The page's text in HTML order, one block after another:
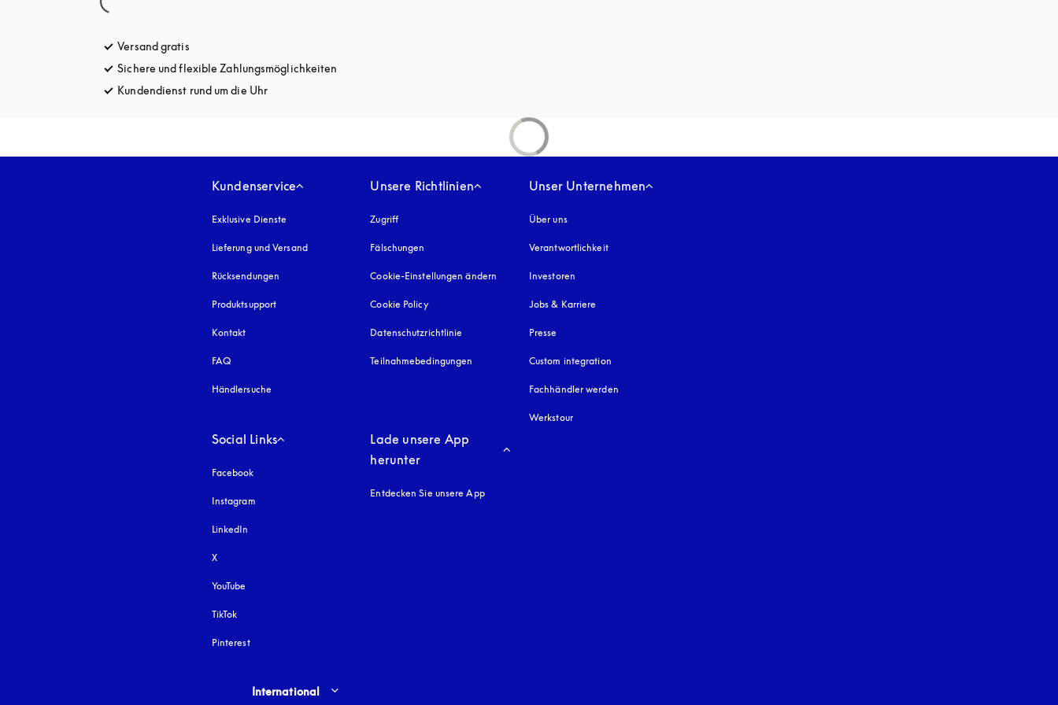
Versand gratis
Sichere und flexible Zahlungsmöglichkeiten
Kundendienst rund um die Uhr
Kundenservice
Exklusive Dienste
Lieferung und Versand
Rücksendungen
Produktsupport
Kontakt
FAQ
Händlersuche
Unsere Richtlinien
Zugriff öffnet sich in einem neuen Tab
Fälschungen öffnet sich in einem neuen Tab
Cookie-Einstellungen ändern
Cookie Policyöffnet sich in einem neuen Tab
Datenschutzrichtlinie öffnet sich in einem neuen Tab
Teilnahmebedingungen
Unser Unternehmen
Über uns
Verantwortlichkeit
Investoren
Jobs & Karriere
Presse
Custom integration
Fachhändler werden
Werkstour
Social Links
Facebook
Instagram
LinkedIn
X
YouTube
TikTok
Pinterest
Lade unsere App
herunter
Entdecken Sie unsere App
Select country and language
International